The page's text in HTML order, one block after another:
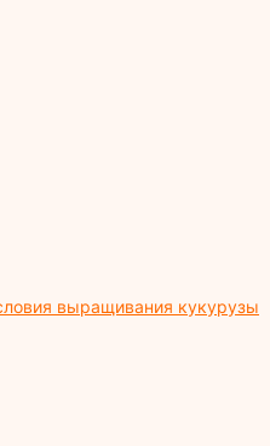
выращивания кукурузы